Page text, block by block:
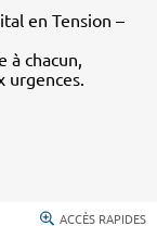
en Tension –
à chacun,
urgences.
ACCÈS RAPIDES